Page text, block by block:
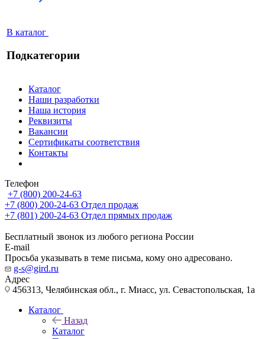
В каталог
Подкатегории
Каталог
Наши разработки
Наша история
Реквизиты
Вакансии
Сертификаты соответствия
Контакты
Телефон
+7 (800) 200-24-63
+7 (800) 200-24-63 Отдел продаж
+7 (801) 200-24-63 Отдел прямых продаж
Бесплатный звонок из любого региона России
E-mail
Просьба указывать в теме письма, кому оно адресовано.
g-s@gird.ru
Адрес
456313, Челябинская обл., г. Миасс, ул. Севастопольская, 1а
Каталог
Назад
Каталог